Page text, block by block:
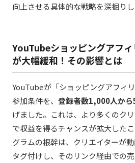
向上させる具体的な戦略を深掘りし
YouTubeショッピングアフ
が大幅緩和！その影響とは
YouTubeが「ショッピングアフィ
参加条件を、 登録者数1,000人から
げました。これは、より多くのク
で収益を得るチャンスが拡大した
グラムの根幹は、クリエイターが
タグ付けし、そのリンク経由での